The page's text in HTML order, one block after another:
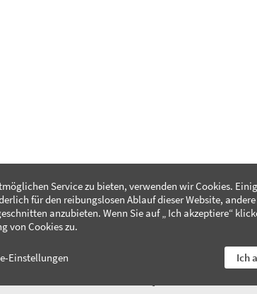
Service zu bieten, verwenden wir Cookies.
für den reibungslosen Ablauf dieser Website,
anzubieten. Wenn Sie auf „ Ich akzeptiere“
von Cookies zu.
Einstellungen Ich